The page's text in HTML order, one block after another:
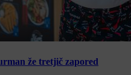
že tretjič zapored